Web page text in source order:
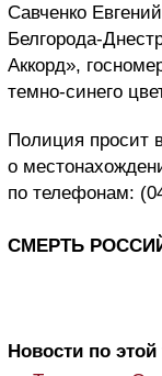
Савченко
Белгорода-
Аккорд»,
темно-синего
Полиция просит
о
по телефонам:
СМЕРТЬ
Новости по этой